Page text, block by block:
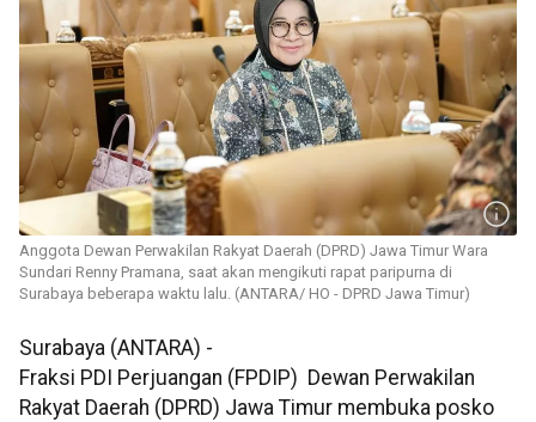
Anggota Dewan Perwakilan Rakyat Daerah (DPRD) Jawa Timur Wara
Sundari Renny Pramana, saat akan mengikuti rapat paripurna di
Surabaya beberapa waktu lalu. (ANTARA/ HO - DPRD Jawa Timur)
Surabaya (ANTARA) -
Fraksi PDI Perjuangan (FPDIP) Dewan Perwakilan
Rakyat Daerah (DPRD) Jawa Timur membuka posko